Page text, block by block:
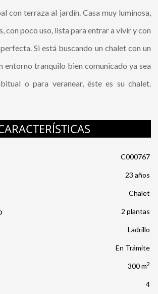
con terraza al jardín. Casa muy luminosa,
con poco uso, lista para entrar a vivir y con
Si está buscando un chalet con un
entorno tranquilo bien comunicado ya sea
o para veranear, éste es su chalet.
C000767
23 años
Chalet
2 plantas
Ladrillo
En Trámite
300 m2
4